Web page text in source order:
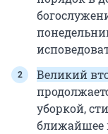
Великий
уборкой,
ближайшее